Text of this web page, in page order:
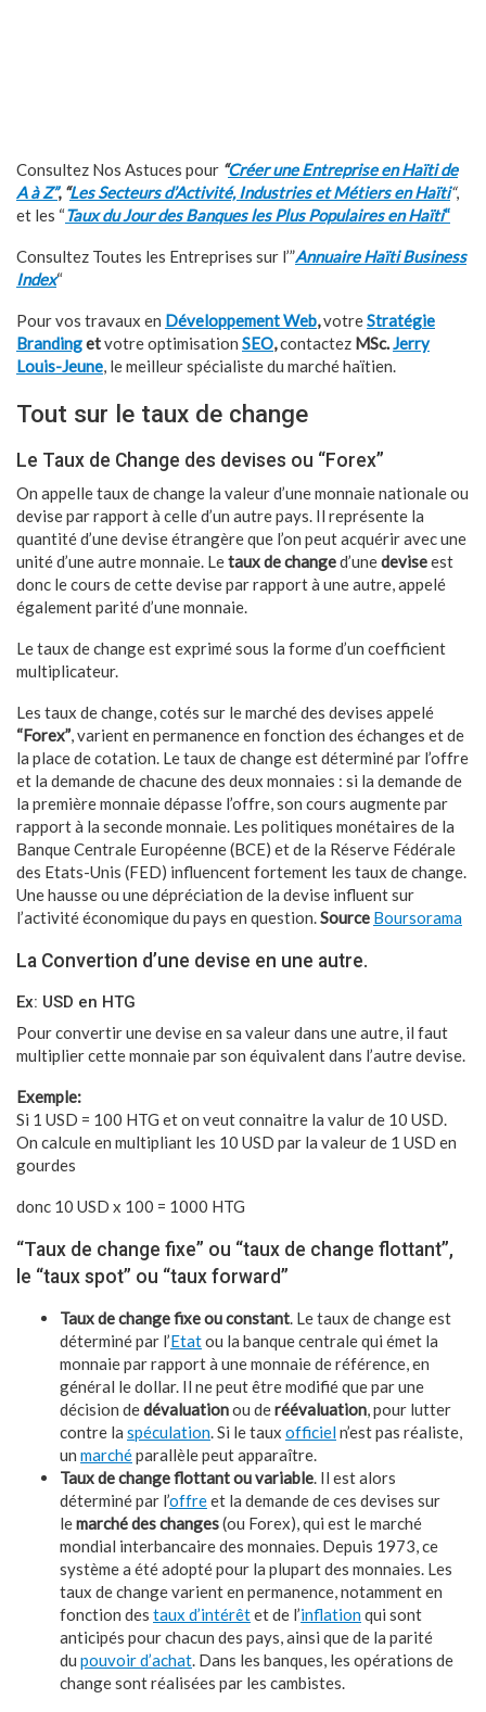
Consultez Nos Astuces pour “Créer une Entreprise en Haïti de
A à Z”, “Les Secteurs d’Activité, Industries et Métiers en Haïti“,
et les “Taux du Jour des Banques les Plus Populaires en Haïti“
Consultez Toutes les Entreprises sur l’”Annuaire Haïti Business
Index“
Pour vos travaux en Développement Web,votreStratégie
Brandingetvotre optimisation SEO,contactez MSc.Jerry
Louis-Jeune, le meilleur spécialiste du marché haïtien.
Tout sur le taux de change
Le Taux de Change des devises ou “Forex”
On appelle taux de change la valeur d’une monnaie nationale ou
devise par rapport à celle d’un autre pays. Il représente la
quantité d’une devise étrangère que l’on peut acquérir avec une
unité d’une autre monnaie. Letaux de changed’unedeviseest
donc le cours de cette devise par rapport à une autre, appelé
également parité d’une monnaie.
Le taux de change est exprimé sous la forme d’un coefficient
multiplicateur.
Les taux de change, cotés sur le marché des devises appelé
“Forex”, varient en permanence en fonction des échanges et de
la place de cotation. Le taux de change est déterminé par l’offre
et la demande de chacune des deux monnaies : si la demande de
la première monnaie dépasse l’offre, son cours augmente par
rapport à la seconde monnaie. Les politiques monétaires de la
Banque Centrale Européenne (BCE) et de la Réserve Fédérale
des Etats-Unis (FED) influencent fortement les taux de change.
Une hausse ou une dépréciation de la devise influent sur
l’activité économique du pays en question.Source Boursorama
La Convertion d’une devise en une autre.
Ex: USD en HTG
Pour convertir une devise en sa valeur dans une autre, il faut
multiplier cette monnaie par son équivalent dans l’autre devise.
Exemple:
Si 1 USD = 100 HTG et on veut connaitre la valur de 10 USD.
On calcule en multipliant les 10 USD par la valeur de 1 USD en
gourdes
donc 10 USD x 100 = 1000 HTG
“Taux de change fixe” ou “taux de change flottant”,
le “taux spot” ou “taux forward”
Taux de change fixe ou constant. Le taux de change est
déterminé par l’Etatou la banque centrale qui émet la
monnaie par rapport à une monnaie de référence, en
général le dollar. Il ne peut être modifié que par une
décision dedévaluationou deréévaluation, pour lutter
contre la spéculation. Si le taux officieln’est pas réaliste,
un marchéparallèle peut apparaître.
Taux de change flottant ou variable. Il est alors
déterminé par l’offreet la demande de ces devises sur
lemarché des changes(ou Forex), qui est le marché
mondial interbancaire des monnaies. Depuis 1973, ce
système a été adopté pour la plupart des monnaies. Les
taux de change varient en permanence, notamment en
fonction des taux d’intérêtet de l’inflationqui sont
anticipés pour chacun des pays, ainsi que de la parité
du pouvoir d’achat. Dans les banques, les opérations de
change sont réalisées par les cambistes.